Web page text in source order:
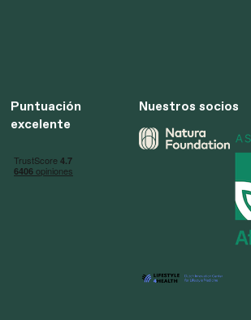
Puntuación
excelente
Nuestros socios